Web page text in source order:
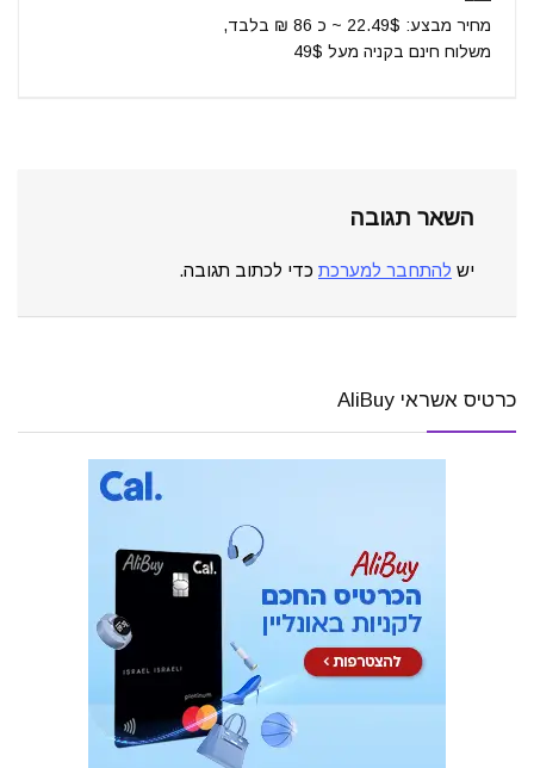
מחיר מבצע: 22.49$ ~ כ 86 ₪ בלבד,
משלוח חינם בקניה מעל 49$
השאר תגובה
יש להתחבר למערכת כדי לכתוב תגובה.
כרטיס אשראי AliBuy